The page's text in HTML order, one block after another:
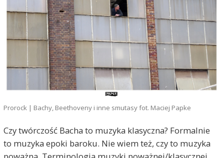
Prorock | Bachy, Beethoveny i inne smutasy fot. Maciej Papke
Czy twórczość Bacha to muzyka klasyczna? Formalnie
to muzyka epoki baroku. Nie wiem też, czy to muzyka